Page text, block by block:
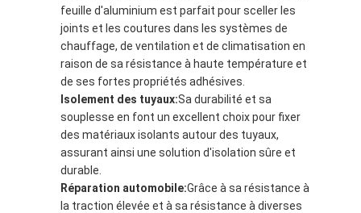
Panneau d'isolation électrique
feuille d'aluminium est parfait pour sceller les
joints et les coutures dans les systèmes de
chauffage, de ventilation et de climatisation en
raison de sa résistance à haute température et
de ses fortes propriétés adhésives.
Isolement des tuyaux:Sa durabilité et sa
souplesse en font un excellent choix pour fixer
des matériaux isolants autour des tuyaux,
assurant ainsi une solution d'isolation sûre et
durable.
Réparation automobile:Grâce à sa résistance à
la traction élevée et à sa résistance à diverses